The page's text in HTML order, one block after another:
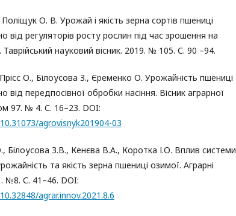
О. В. Урожай і якість зерна сортів пшениці
від регуляторів росту рослин під час зрошення на
Таврійський науковий вісник. 2019. № 105. С. 90 –94.
О., Білоусова З., Єременко О. Урожайність пшениці
від передпосівної обробки насіння. Вісник аграрної
97. № 4. С. 16–23. DOI:
agrovisnyk201904-03
Білоусова З.В., Кенєва В.А., Коротка І.О. Вплив системи
та якість зерна пшениці озимої. Аграрні
№8. С. 41–46. DOI:
agrar.innov.2021.8.6